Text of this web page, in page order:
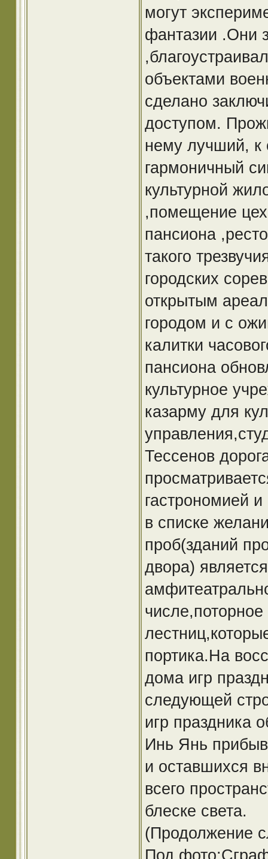
могут
фантазии .Они
объектами
сделано
доступом.
нему лучший, к
гармоничный
культурной
,помещение
пансиона
такого
городских
открытым
городом и с
калитки
пансиона
культурное
казарму для
Тессенов
гастрономией
в списке
проб(зданий
двора)
портика.На
дома игр
следующей
игр праздника
Инь Янь
и оставшихся
всего
блеске света.
(Продолжение
Под